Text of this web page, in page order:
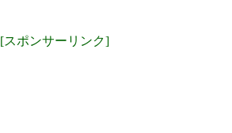
[スポンサーリンク]